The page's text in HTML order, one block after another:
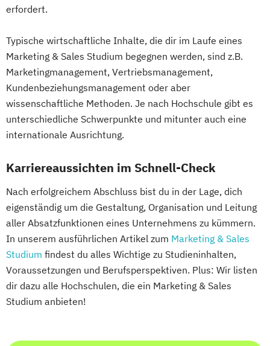
erfordert.
Typische wirtschaftliche Inhalte, die dir im Laufe eines
Marketing & Sales Studium begegnen werden, sind z.B.
Marketingmanagement, Vertriebsmanagement,
Kundenbeziehungsmanagement oder aber
wissenschaftliche Methoden. Je nach Hochschule gibt es
unterschiedliche Schwerpunkte und mitunter auch eine
internationale Ausrichtung.
Karriereaussichten im Schnell-Check
Nach erfolgreichem Abschluss bist du in der Lage, dich
eigenständig um die Gestaltung, Organisation und Leitung
aller Absatzfunktionen eines Unternehmens zu kümmern.
In unserem ausführlichen Artikel zum Marketing & Sales
Studium findest du alles Wichtige zu Studieninhalten,
Voraussetzungen und Berufsperspektiven. Plus: Wir listen
dir dazu alle Hochschulen, die ein Marketing & Sales
Studium anbieten!